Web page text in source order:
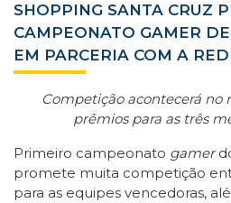
SHOPPING SANTA CRUZ
CAMPEONATO GAMER
EM PARCERIA COM A
Competição acontecerá no
prêmios para as três
Primeiro campeonato gamer
promete muita competição
para as equipes vencedoras,